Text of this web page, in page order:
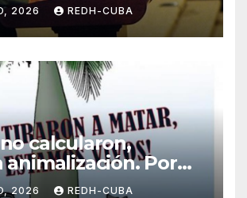
Luís Guach Estévez
2026 REDH-CUBA
calcularon,
animalización. Por
de Juan
2026 REDH-CUBA